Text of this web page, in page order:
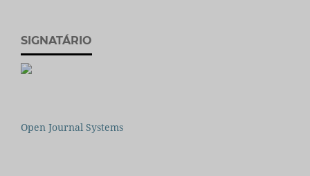
SIGNATÁRIO
Open Journal Systems